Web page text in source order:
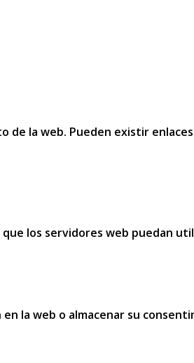
de la web. Pueden existir
los servidores web puedan
la web o almacenar su